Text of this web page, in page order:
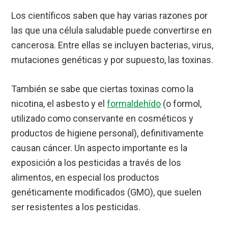
Los científicos saben que hay varias razones por
las que una célula saludable puede convertirse en
cancerosa. Entre ellas se incluyen bacterias, virus,
mutaciones genéticas y por supuesto, las toxinas.
También se sabe que ciertas toxinas como la
nicotina, el asbesto y elformaldehído (o formol,
utilizado como conservante en cosméticos y
productos de higiene personal), definitivamente
causan cáncer. Un aspecto importante es la
exposición a los pesticidas a través de los
alimentos, en especial los productos
genéticamente modificados (GMO), que suelen
ser resistentes a los pesticidas.